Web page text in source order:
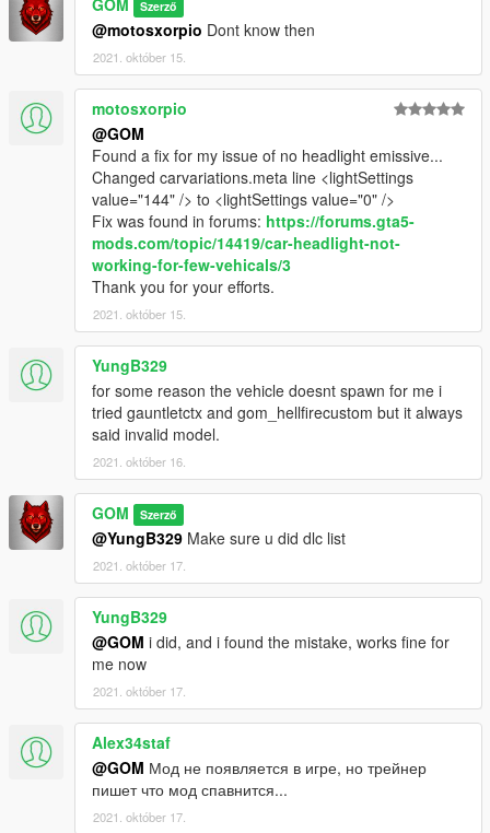
Szerző
@motosxorpio Dont know then
2021. október 15.
motosxorpio
@GOM
Found a fix for my issue of no headlight emissive...
Changed carvariations.meta line <lightSettings
value="144" /> to <lightSettings value="0" />
Fix was found in forums: https://forums.gta5-
mods.com/topic/14419/car-headlight-not-
working-for-few-vehicals/3
Thank you for your efforts.
2021. október 15.
YungB329
for some reason the vehicle doesnt spawn for me i
tried gauntletctx and gom_hellfirecustom but it always
said invalid model.
2021. október 16.
GOM Szerző
@YungB329 Make sure u did dlc list
2021. október 17.
YungB329
@GOM i did, and i found the mistake, works fine for
me now
2021. október 17.
Alex34staf
@GOM Мод не появляется в игре, но трейнер
пишет что мод спавнится...
2021. október 17.